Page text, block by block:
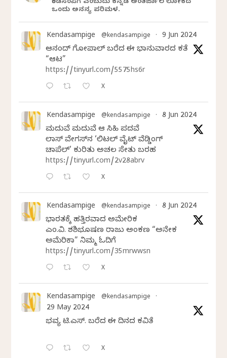
ಕೆಂಡಸಂಪಿಗೆ ಎಂಬುದು ಕನ್ನಡ ಅಂತರ್ಜಾಲ ಲೋಕದ
ಒಂದು ಅನನ್ಯ ಪರಿಮಳ.
Kendasampige @kendasampige · 9 Jun 2024
ಆನಂದ್‌ ಗೋಪಾಲ್‌ ಬರೆದ ಈ ಭಾನುವಾರದ ಕತೆ
“ಆಟ”
https://tinyurl.com/5575hs6r
X
Kendasampige @kendasampige · 8 Jun 2024
ಮದುವೆ ಮದುವೆ ಆ ಸಿಹಿ ಪದವೆ
ಲಾಸ್‌ ವೇಗಸ್‌ನ ‘ಲಿಟಲ್ ವೈಟ್ ವೆಡ್ಡಿಂಗ್
ಚಾಪೆಲ್’ ಕುರಿತು ಅಚಲ ಸೇತು ಬರಹ
https://tinyurl.com/2v28abrv
X
Kendasampige @kendasampige · 8 Jun 2024
ಭಾರತಕ್ಕೆ ಹತ್ತಿರವಾದ ಅಮೇರಿಕ
ಎಂ.ವಿ. ಶಶಿಭೂಷಣ ರಾಜು ಅಂಕಣ “ಅನೇಕ
ಅಮೆರಿಕಾ” ನಿಮ್ಮ ಓದಿಗೆ
https://tinyurl.com/35mrwwsn
X
Kendasampige @kendasampige ·
29 May 2024
ಭವ್ಯ ಟಿ.ಎಸ್. ಬರೆದ ಈ ದಿನದ ಕವಿತೆ
X